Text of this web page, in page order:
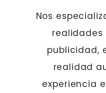
Nos
realidades
publicidad,
realidad
experiencia